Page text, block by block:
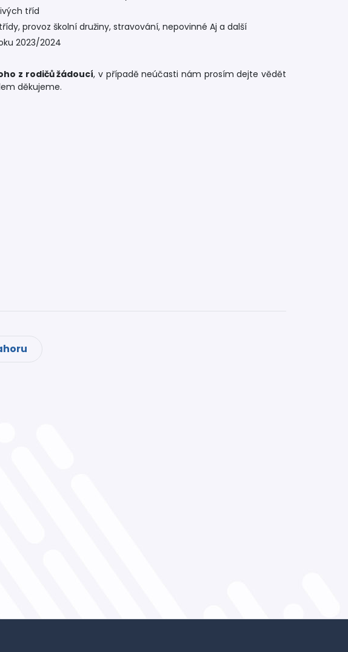
tříd
provoz školní družiny, stravování, nepovinné Aj a další
2023/2024
z rodičů žádoucí, v případě neúčasti nám prosím dejte vědět
děkujeme.